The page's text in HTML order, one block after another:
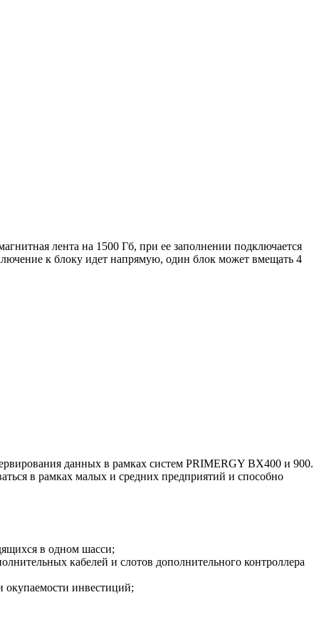
лента на 1500 Гб, при ее заполнении подключается
к блоку идет напрямую, один блок может вмещать 4
данных в рамках систем PRIMERGY BX400 и 900.
в рамках малых и средних предприятий и способно
в одном шасси;
кабелей и слотов дополнительного контроллера
окупаемости инвестиций;